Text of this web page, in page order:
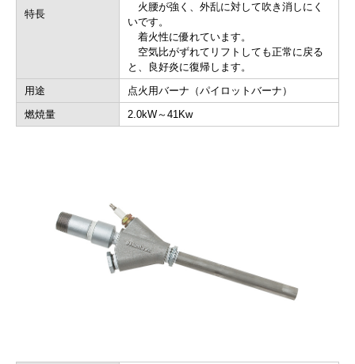
特長
火腰が強く、外乱に対して吹き消しにく
いです。
着火性に優れています。
空気比がずれてリフトしても正常に戻る
と、良好炎に復帰します。
用途
点火用バーナ（パイロットバーナ）
燃焼量
2.0kW～41Kw